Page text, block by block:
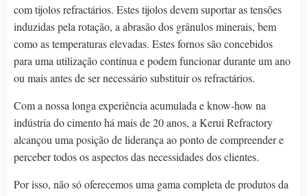
com tijolos refractários. Estes tijolos devem suportar as tensões
induzidas pela rotação, a abrasão dos grânulos minerais, bem
como as temperaturas elevadas. Estes fornos são concebidos
para uma utilização contínua e podem funcionar durante um ano
ou mais antes de ser necessário substituir os refractários.
Com a nossa longa experiência acumulada e know-how na
indústria do cimento há mais de 20 anos, a Kerui Refractory
alcançou uma posição de liderança ao ponto de compreender e
perceber todos os aspectos das necessidades dos clientes.
Por isso, não só oferecemos uma gama completa de produtos da